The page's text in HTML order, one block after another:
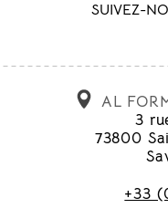
SUIVEZ-
AL
3
73800
+33